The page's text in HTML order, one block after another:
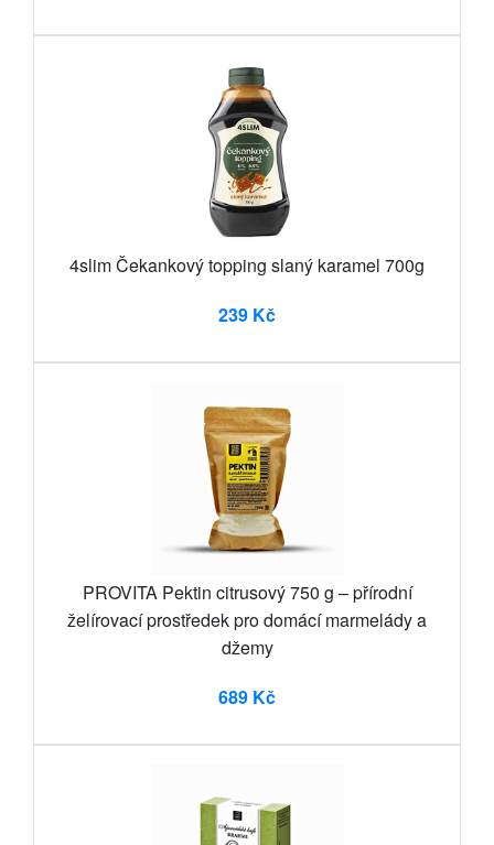
4slim Čekankový topping slaný karamel 700g
239 Kč
PROVITA Pektin citrusový 750 g – přírodní
želírovací prostředek pro domácí marmelády a
džemy
689 Kč